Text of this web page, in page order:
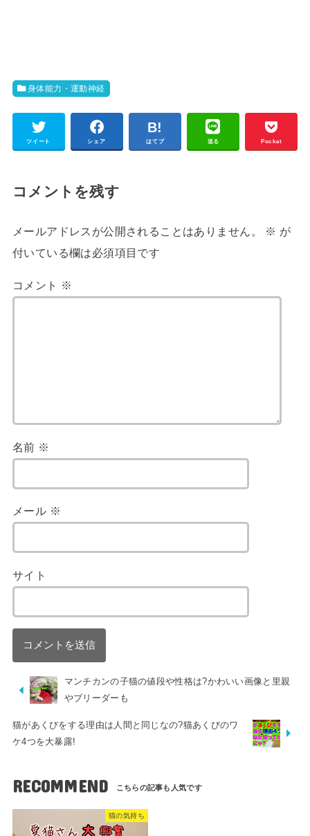
身体能力・運動神経
ツイート シェア はてブ 送る Pocket
コメントを残す
メールアドレスが公開されることはありません。 ※ が
付いている欄は必須項目です
コメント ※
名前 ※
メール ※
サイト
マンチカンの子猫の値段や性格は?かわいい画像と里親
やブリーダーも
猫があくびをする理由は人間と同じなの?猫あくびのワ
ケ4つを大暴露!
RECOMMEND
猫の気持ち